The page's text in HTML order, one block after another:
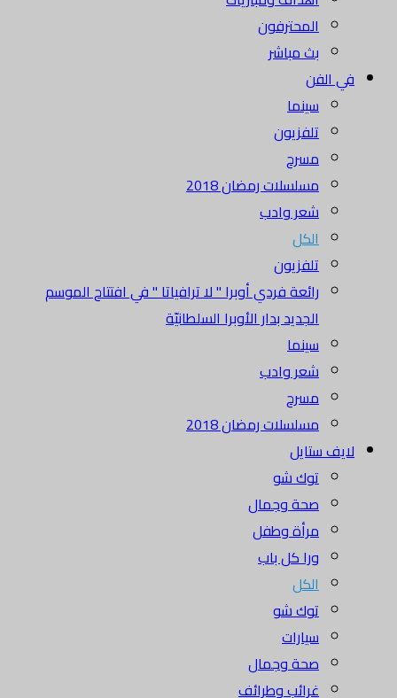
المحترفون
بث مباشر
في الفن
سينما
تلفزيون
مسرح
مسلسلات رمضان 2018
شعر وادب
الكل
تلفزيون
رائعة فردي أوبرا " لا ترافياتا " في افتتاح الموسم
الجديد بدار الأوبرا السلطانيّة
سينما
شعر وادب
مسرح
مسلسلات رمضان 2018
لايف ستايل
توك شو
صحة وجمال
مرأة وطفل
ورا كل باب
الكل
توك شو
سيارات
صحة وجمال
غرائب وطرائف